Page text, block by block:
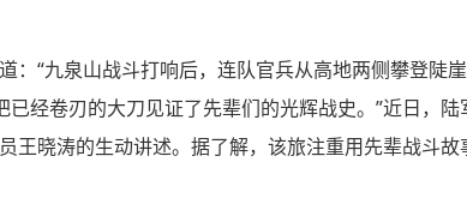
“九泉山战斗打响后，连队官兵从高地两侧攀登陡
经卷刃的大刀见证了先辈们的光辉战史。”近日，陆
王晓涛的生动讲述。据了解，该旅注重用先辈战斗